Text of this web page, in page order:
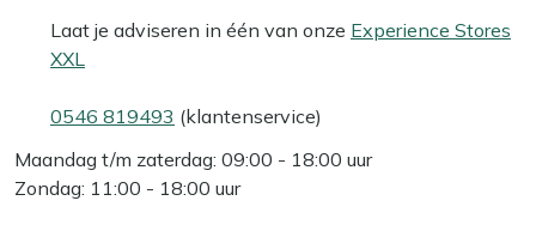
Laat je adviseren in één van onze Experience Stores
XXL
0546 819493 (klantenservice)
Maandag t/m zaterdag: 09:00 - 18:00 uur
Zondag: 11:00 - 18:00 uur